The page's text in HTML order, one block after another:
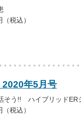
税込）
2020年5月号
そう!! ハイブリッドER
税込）